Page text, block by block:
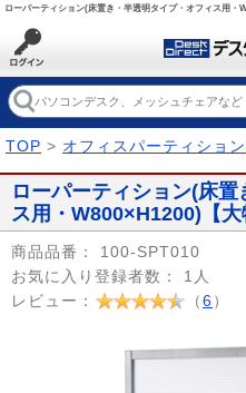
ローパーティション(床置き・半透明タイプ・オフィス用・
TOP > オフィスパーティショ
ローパーティション(床
ス用・W800×H1200)【大
商品品番：
100-SPT010
お気に入り登録者数：
1人
レビュー：
（6）